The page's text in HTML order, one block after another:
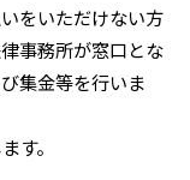
をいただけない方
事務所が窓口とな
集金等を行いま
す。